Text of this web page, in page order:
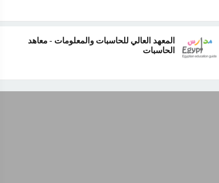
المعهد العالي للحاسبات والمعلومات - معاهد
الحاسبات